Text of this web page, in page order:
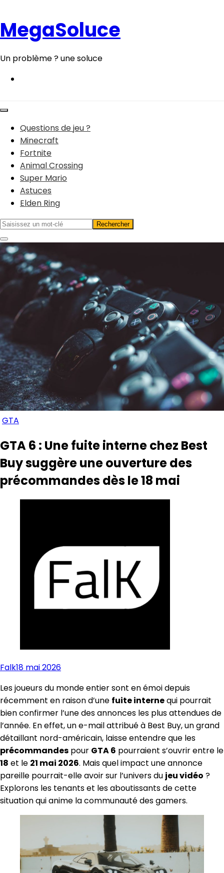
contenu
MegaSoluce
Un problème ? une soluce
Questions de jeu ?
Minecraft
Fortnite
Animal Crossing
Super Mario
Astuces
Elden Ring
GTA
GTA 6 : Une fuite interne chez Best
Buy suggère une ouverture des
précommandes dès le 18 mai
Falk18 mai 2026
Les joueurs du monde entier sont en émoi depuis
récemment en raison d’une fuite internequi pourrait
bien confirmer l’une des annonces les plus attendues de
l’année. En effet, un e-mail attribué à Best Buy, un grand
détaillant nord-américain, laisse entendre que les
précommandes pour GTA 6 pourraient s’ouvrir entre le
18 et le 21 mai 2026. Mais quel impact une annonce
pareille pourrait-elle avoir sur l’univers du jeu vidéo ?
Explorons les tenants et les aboutissants de cette
situation qui anime la communauté des gamers.